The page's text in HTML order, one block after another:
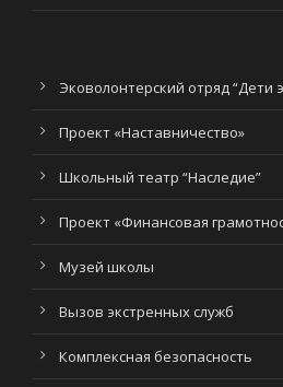
Эковолонтерский отряд “Дети
Проект «Наставничество»
Школьный театр “Наследие”
Проект «Финансовая
Музей школы
Вызов экстренных служб
Комплексная безопасность